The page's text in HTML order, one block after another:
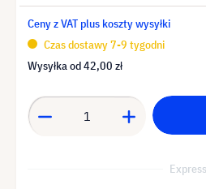
Ceny z VAT plus koszty wysyłki
Czas dostawy 7-9 tygodni
Wysyłka od42,00 zł